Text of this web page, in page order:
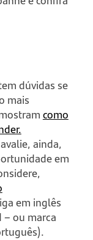
dúvidas se
mais
como
ainda,
em
em inglês
– ou marca